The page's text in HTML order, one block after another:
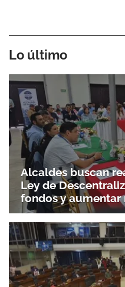
Lo último
Alcaldes buscan
Ley de
fondos y aumentar